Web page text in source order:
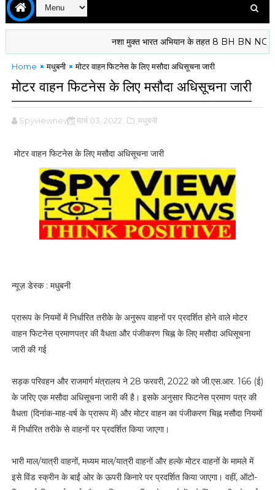
नशा मुक्त भारत अभियान के तहत 8 BH BN NCC
Home मधुबनी मोटर वाहन फिटनेस के लिए मसौदा अधिसूचना जारी
मोटर वाहन फिटनेस के लिए मसौदा अधिसूचना जारी
Spyviewnews मार्च 03, 2022 ,मधुबनी
मोटर वाहन फिटनेस के लिए मसौदा अधिसूचना जारी
न्यूज़ डेस्क : मधुबनी
प्रारूप के नियमों में निर्धारित तरीके के अनुरूप वाहनों पर प्रदर्शित होने वाले मोटर
वाहन फिटनेस प्रमाणपत्र की वैधता और पंजीकरण चिह्न के लिए मसौदा अधिसूचना
जारी की गई
सड़क परिवहन और राजमार्ग मंत्रालय ने 28 फरवरी, 2022 को जी.एस.आर. 166 (ई)
के जरिए एक मसौदा अधिसूचना जारी की है। इसके अनुसार फिटनेस प्रमाण पत्र की
वैधता (दिनांक-माह-वर्ष के प्रारूप में) और मोटर वाहन का पंजीकरण चिह्न मसौदा नियमों
में निर्धारित तरीके से वाहनों पर प्रदर्शित किया जाएगा।
भारी माल/यात्री वाहनों, मध्यम माल/यात्री वाहनों और हल्के मोटर वाहनों के मामले में
इसे विंड स्क्रीन के बाईं ओर के ऊपरी किनारे पर प्रदर्शित किया जाएगा। वहीं, ऑटो-